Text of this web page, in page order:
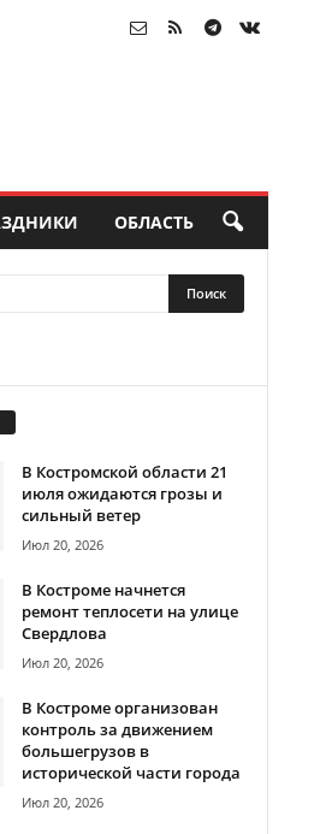
ОБЛАСТЬ
В Костромской области 21
июля ожидаются грозы и
сильный ветер
Июл 20, 2026
В Костроме начнется
ремонт теплосети на улице
Свердлова
Июл 20, 2026
В Костроме организован
контроль за движением
большегрузов в
исторической части города
Июл 20, 2026